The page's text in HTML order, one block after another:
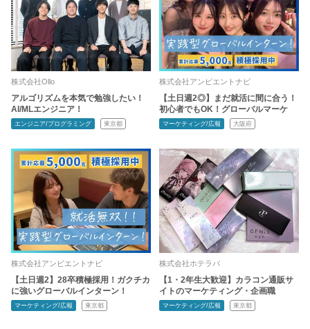
株式会社Ollo
アルゴリズムを本気で勉強したい！
AI/MLエンジニア！
エンジニア/プログラミング 東京都
株式会社アンビエントナビ
【土日週2◎】まだ就活に間に合う！
初心者でもOK！グローバルマーケ
マーケティング/広報 大阪府
株式会社アンビエントナビ
【土日週2】28卒積極採用！ガクチカ
に強いグローバルインターン！
マーケティング/広報 東京都
株式会社ホテラバ
【1・2年生大歓迎】カラコン通販サ
イトのマーケティング・企画職
マーケティング/広報 東京都